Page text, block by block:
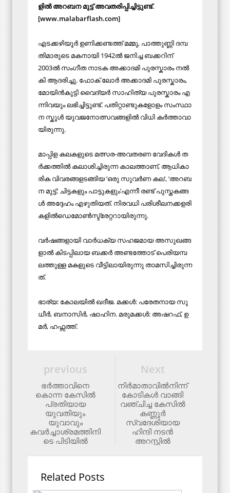
ളി​ൽ അ​റ​ബ​ന മു​ട്ട് അ​വ​ത​രി​പ്പി​ച്ചി​ട്ടു​ണ്ട്.
[www.malabarflash.com]
എ​ട​ക്ക​ഴി​യൂ​ർ ഉ​ണി​ക്ക​ണ്ട​ത്ത് മ​മ്മു, പാ​ത്തു​ണ്ണി ദ​മ്പ​
തി​മാ​രു​ടെ മ​ക​നാ​യി 1942ൽ ​ജ​നി​ച്ച ബ​ക്ക​റി​ന് ​
2003ൽ ​സം​ഗീ​ത നാ​ട​ക അ​ക്കാ​ദ​മി പു​ര​സ്കാ​രം ന​ൽ​
കി ആ​ദ​രി​ച്ചു. ഫോ​ക് ലോ​ർ അ​ക്കാ​ദ​മി പു​ര​സ്കാ​രം,
മോ​യി​ൻ​കു​ട്ടി വൈ​ദ്യ​ർ സാ​ഹി​ത്യ പു​ര​സ്കാ​രം എ​
ന്നി​വ​യും ല​ഭി​ച്ചി​ട്ടു​ണ്ട്. പ​തി​റ്റാ​ണ്ടു​ക​ളോ​ളം സം​സ്ഥാ​
ന സ്കൂ​ൾ യു​വ​ജ​നോ​ത്സ​വ​ങ്ങ​ളി​ൽ വി​ധി ക​ർ​ത്താ​വാ​
യി​രു​ന്നു.
മാ​പ്പി​ള ക​ല​ക​ളു​ടെ മ​ത്സ​ര-​അ​വ​ത​ര​ണ വേ​ദി​ക​ൾ ത​
ർ​ക്ക​ത്തി​ൽ ക​ലാ​ശി​ച്ചി​രു​ന്ന കാ​ല​ത്താ​ണ്, ആ​ധി​കാ​
രി​ക വി​വ​ര​ങ്ങ​ള​ട​ങ്ങി​യ ‘ഒ​രു സു​വ​ർ​ണ ക​ല’, ‘അ​റ​ബ​
ന മു​ട്ട്: ചി​ട്ട​ക​ളും പാ​ട്ടു​ക​ളും’​എ​ന്നീ ര​ണ്ട് പു​സ്ത​ക​ങ്ങ​
ൾ അ​ദ്ദേ​ഹം എ​ഴു​തി​യ​ത്. നി​ര​വ​ധി പ​രി​ശീ​ല​ന​ക്ക​ള​രി​
ക​ളി​ൽഡെമോ​ൺ​സ്ട്രേ​റ്റ​റാ​യി​രു​ന്നു.
വ​ർ​ഷ​ങ്ങ​ളാ​യി വാ​ർ​ധ​ക്യ സ​ഹ​ജ​മാ​യ അ​സു​ഖ​ങ്ങ​
ളാ​ൽ കി​ട​പ്പി​ലാ​യ ബ​ക്ക​ർ അ​ണ്ട​ത്തോ​ട് പെ​രി​യ​മ്പ​
ല​ത്തു​ള്ള മ​ക​ളു​ടെ വീ​ട്ടി​ലാ​യി​രു​ന്നു താ​മ​സി​ച്ചി​രു​ന്ന​
ത്.
ഭാ​ര്യ: കോ​ല​യി​ൽ ഖ​ദീ​ജ. മ​ക്ക​ൾ: പ​രേ​ത​നാ​യ സു​
ധീ​ർ, ബ​നാ​സി​ർ, ഷാ​ഹി​ന. മ​രു​മ​ക്ക​ൾ: അ​ഷ​റ​ഫ്, ഉ​
മ​ർ, ഹ​ഫ്സ​ത്ത്.
Next
നിർമാതാവിൽനിന്ന്‌
കോടികൾ വാങ്ങി
വഞ്ചിച്ച കേസിൽ
കണ്ണൂർ
സ്വദേശിയായ
ഹിന്ദി നടൻ
അറസ്റ്റിൽ
previous
ഭർത്താവിനെ
കൊന്ന കേസിൽ
പ്രതിയായ
യുവതിയും
യുവാവും
കവർച്ചാശ്രമത്തിനി
ടെ പി‌ടിയിൽ
Related Posts